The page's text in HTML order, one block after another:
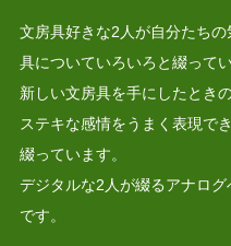
文房具好きな2人が自分たち
具についていろいろと綴ってい
新しい文房具を手にしたとき
ステキな感情をうまく表現で
綴っています。
デジタルな2人が綴るアナロ
です。